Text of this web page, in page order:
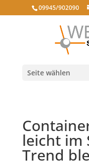
09945/902090
Seite wählen
leicht im
Trend